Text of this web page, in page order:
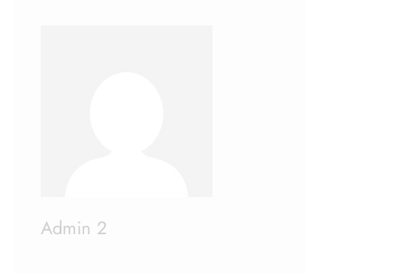
Admin 2